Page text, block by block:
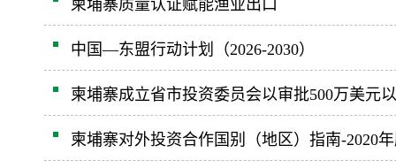
柬埔寨质量认证赋能渔业出口
中国—东盟行动计划（2026-2030）
柬埔寨成立省市投资委员会以审批500万美元
柬埔寨对外投资合作国别（地区）指南-2020